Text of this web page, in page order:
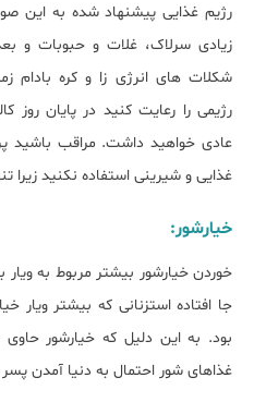
رژیم غذایی پیشنهاد شده به این
زیادی سرلاک، غلات و حبوبات و
شکلات های انرژی زا و کره بادام
رژیمی را رعایت کنید در پایان
عادی خواهید داشت. مراقب باشید
غذایی و شیرینی استفاده نکنید زیرا
خیارشور:
خوردن خیارشور بیشتر مربوط به
جا افتاده استزنانی که بیشتر ویار
بود. به این دلیل که خیارشور
غذاهای شور احتمال به دنیا آمدن